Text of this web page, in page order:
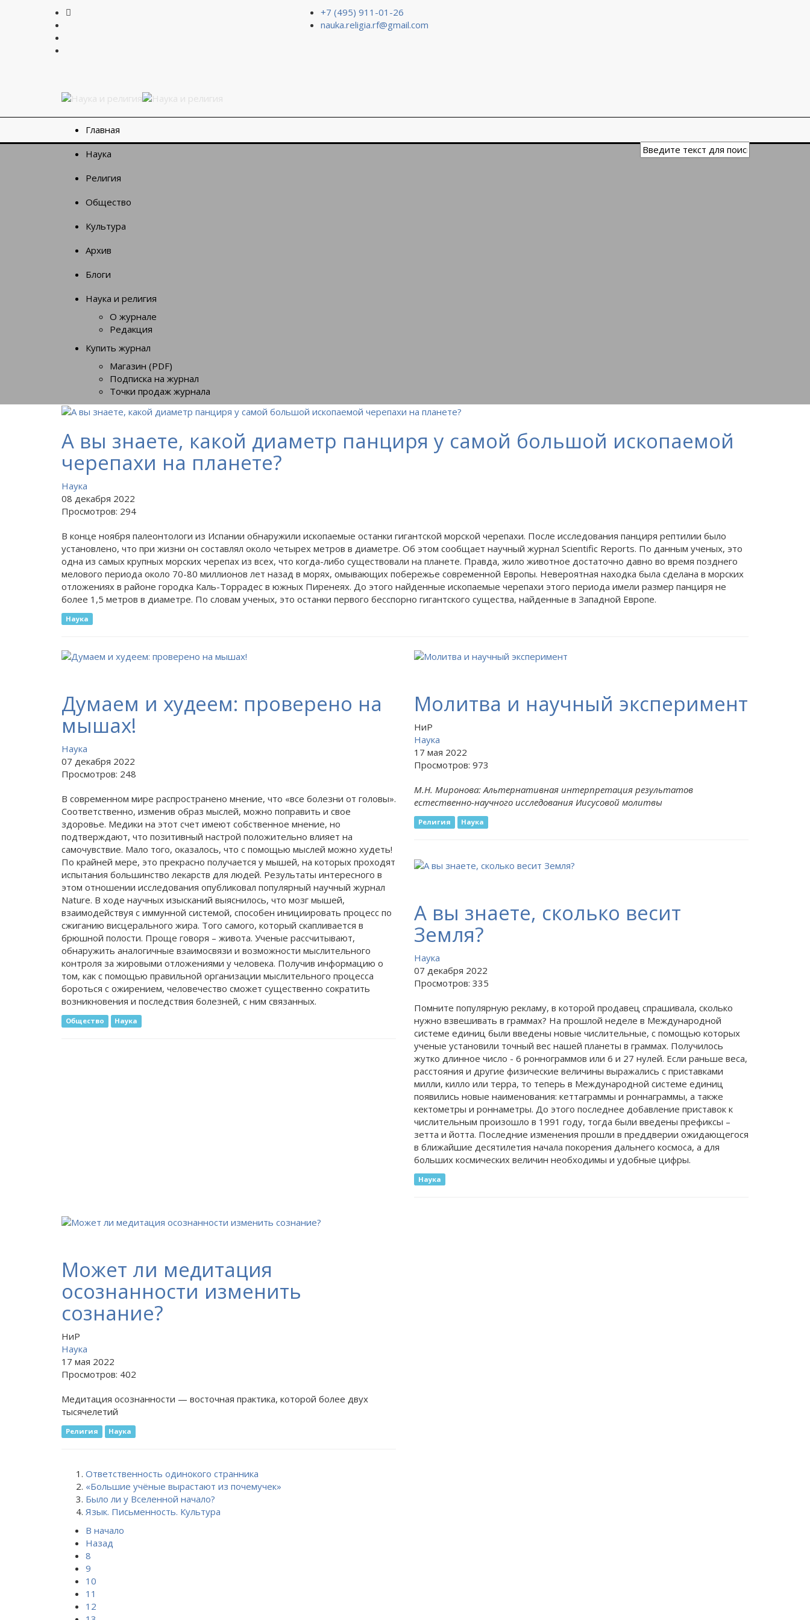
+7 (495) 911-01-26
nauka.religia.rf@gmail.com
Главная
Наука
Религия
Общество
Культура
Архив
Блоги
Наука и религия
О журнале
Редакция
Купить журнал
Магазин (PDF)
Подписка на журнал
Точки продаж журнала
А вы знаете, какой диаметр панциря у самой большой ископаемой
черепахи на планете?
Наука
08 декабря 2022
Просмотров: 294
В конце ноября палеонтологи из Испании обнаружили ископаемые останки гигантской морской черепахи. После исследования панциря рептилии было
установлено, что при жизни он составлял около четырех метров в диаметре. Об этом сообщает научный журнал Scientific Reports. По данным ученых, это
одна из самых крупных морских черепах из всех, что когда-либо существовали на планете. Правда, жило животное достаточно давно во время позднего
мелового периода около 70-80 миллионов лет назад в морях, омывающих побережье современной Европы. Невероятная находка была сделана в морских
отложениях в районе городка Каль-Торрадес в южных Пиренеях. До этого найденные ископаемые черепахи этого периода имели размер панциря не
более 1,5 метров в диаметре. По словам ученых, это останки первого бесспорно гигантского существа, найденные в Западной Европе.
Наука
Думаем и худеем: проверено на
мышах!
Наука
07 декабря 2022
Просмотров: 248
В современном мире распространено мнение, что «все болезни от головы».
Соответственно, изменив образ мыслей, можно поправить и свое
здоровье. Медики на этот счет имеют собственное мнение, но
подтверждают, что позитивный настрой положительно влияет на
самочувствие. Мало того, оказалось, что с помощью мыслей можно худеть!
По крайней мере, это прекрасно получается у мышей, на которых проходят
испытания большинство лекарств для людей. Результаты интересного в
этом отношении исследования опубликовал популярный научный журнал
Nature. В ходе научных изысканий выяснилось, что мозг мышей,
взаимодействуя с иммунной системой, способен инициировать процесс по
сжиганию висцерального жира. Того самого, который скапливается в
брюшной полости. Проще говоря – живота. Ученые рассчитывают,
обнаружить аналогичные взаимосвязи и возможности мыслительного
контроля за жировыми отложениями у человека. Получив информацию о
том, как с помощью правильной организации мыслительного процесса
бороться с ожирением, человечество сможет существенно сократить
возникновения и последствия болезней, с ним связанных.
Общество Наука
Молитва и научный эксперимент
НиР
Наука
17 мая 2022
Просмотров: 973
М.Н. Миронова: Альтернативная интерпретация результатов
естественно-научного исследования Иисусовой молитвы
Религия Наука
А вы знаете, сколько весит
Земля?
Наука
07 декабря 2022
Просмотров: 335
Помните популярную рекламу, в которой продавец спрашивала, сколько
нужно взвешивать в граммах? На прошлой неделе в Международной
системе единиц были введены новые числительные, с помощью которых
ученые установили точный вес нашей планеты в граммах. Получилось
жутко длинное число - 6 роннограммов или 6 и 27 нулей. Если раньше веса,
расстояния и другие физические величины выражались с приставками
милли, килло или терра, то теперь в Международной системе единиц
появились новые наименования: кеттаграммы и роннаграммы, а также
кектометры и роннаметры. До этого последнее добавление приставок к
числительным произошло в 1991 году, тогда были введены префиксы –
зетта и йотта. Последние изменения прошли в преддверии ожидающегося
в ближайшие десятилетия начала покорения дальнего космоса, а для
больших космических величин необходимы и удобные цифры.
Наука
Может ли медитация
осознанности изменить
сознание?
НиР
Наука
17 мая 2022
Просмотров: 402
Медитация осознанности — восточная практика, которой более двух
тысячелетий
Религия Наука
Ответственность одинокого странника
«Большие учёные вырастают из почемучек»
Было ли у Вселенной начало?
Язык. Письменность. Культура
В начало
Назад
8
9
10
11
12